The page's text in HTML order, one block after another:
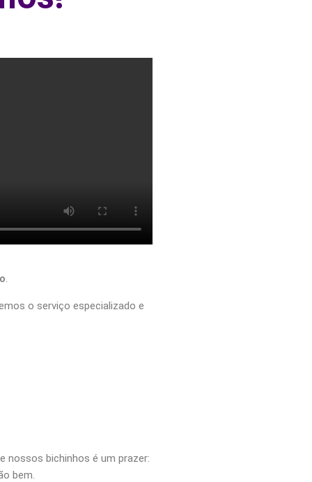
o serviço especializado e
nossos bichinhos é um prazer:
bem.